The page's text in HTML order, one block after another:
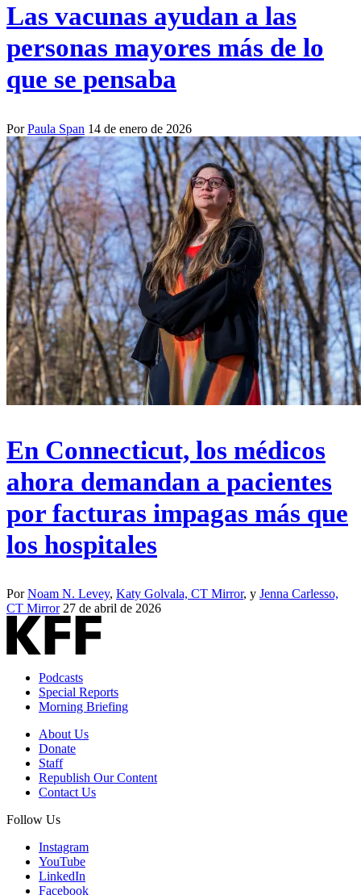
Las vacunas ayudan a las
personas mayores más de lo
que se pensaba
PorPaula Span 14 de enero de 2026
En Connecticut, los médicos
ahora demandan a pacientes
por facturas impagas más que
los hospitales
PorNoam N. Levey, Katy Golvala, CT Mirror, y Jenna Carlesso,
CT Mirror 27 de abril de 2026
Podcasts
Special Reports
Morning Briefing
About Us
Donate
Staff
Republish Our Content
Contact Us
Follow Us
Instagram
YouTube
LinkedIn
Facebook